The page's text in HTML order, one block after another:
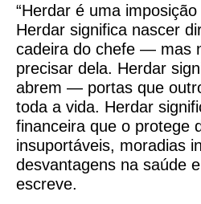
“Herdar é uma
Herdar significa nascer
cadeira do chefe — mas
precisar dela. Herdar
abrem — portas que
toda a vida. Herdar
financeira que o protege
insuportáveis, moradias
desvantagens na saúde
escreve.